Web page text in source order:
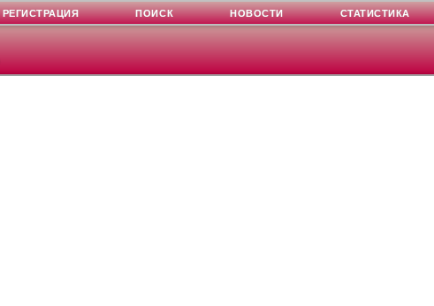
РЕГИСТРАЦИЯ ПОИСК НОВОСТИ СТАТИСТИКА